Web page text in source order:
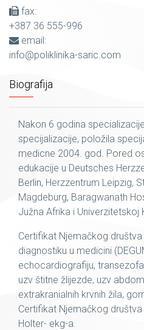
fax:
+387 36 555-996
email:
info@poliklinika-saric.com
Biografija
Nakon 6 godina
specijalizacije, položila
medicne 2004. god. Pored
edukacije u Deutsches
Berlin, Herzzentrum Leipzig,
Magdeburg, Baragwanath
Južna Afrika i Univerzitetskoj
Certifikat Njemačkog društva
diagnostiku u medicini
echocardiografiju,
uzv štitne žlijezde, uzv
extrakranialnih krvnih žila,
Certifikat Njemačkog
Holter- ekg-a.